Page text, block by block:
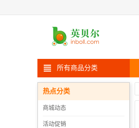
所有商品分类
热点分类
商城动态
活动促销